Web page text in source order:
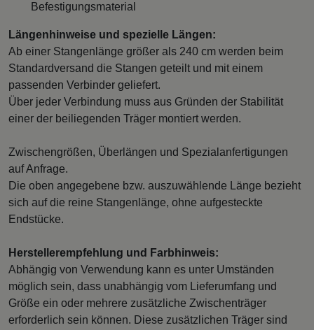
Befestigungsmaterial
Längenhinweise und spezielle Längen:
Ab einer Stangenlänge größer als 240 cm werden beim
Standardversand die Stangen geteilt und mit einem
passenden Verbinder geliefert.
Über jeder Verbindung muss aus Gründen der Stabilität
einer der beiliegenden Träger montiert werden.
Zwischengrößen, Überlängen und Spezialanfertigungen
auf Anfrage.
Die oben angegebene bzw. auszuwählende Länge bezieht
sich auf die reine Stangenlänge, ohne aufgesteckte
Endstücke.
Herstellerempfehlung und Farbhinweis:
Abhängig von Verwendung kann es unter Umständen
möglich sein, dass unabhängig vom Lieferumfang und
Größe ein oder mehrere zusätzliche Zwischenträger
erforderlich sein können. Diese zusätzlichen Träger sind